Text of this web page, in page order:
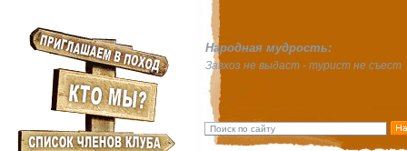
Народная мудрость:
Завхоз не выдаст - турист не съест